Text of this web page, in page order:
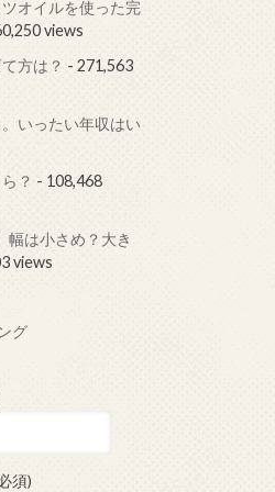
オイルを使った完
views
方は？ - 271,563
いったい年収はい
？ - 108,468
幅は小さめ？大き
views
グ
須)